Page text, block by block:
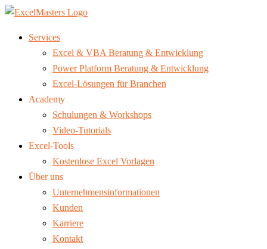
Services
Excel & VBA Beratung & Entwicklung
Power Platform Beratung & Entwicklung
Excel-Lösungen für Branchen
Academy
Schulungen & Workshops
Video-Tutorials
Excel-Tools
Kostenlose Excel Vorlagen
Über uns
Unternehmensinformationen
Kunden
Karriere
Kontakt